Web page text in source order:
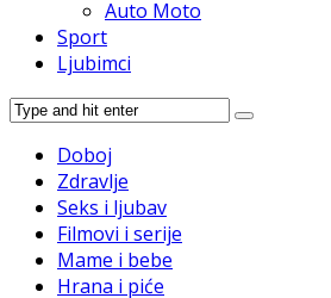
Auto Moto
Sport
Ljubimci
Doboj
Zdravlje
Seks i ljubav
Filmovi i serije
Mame i bebe
Hrana i piće